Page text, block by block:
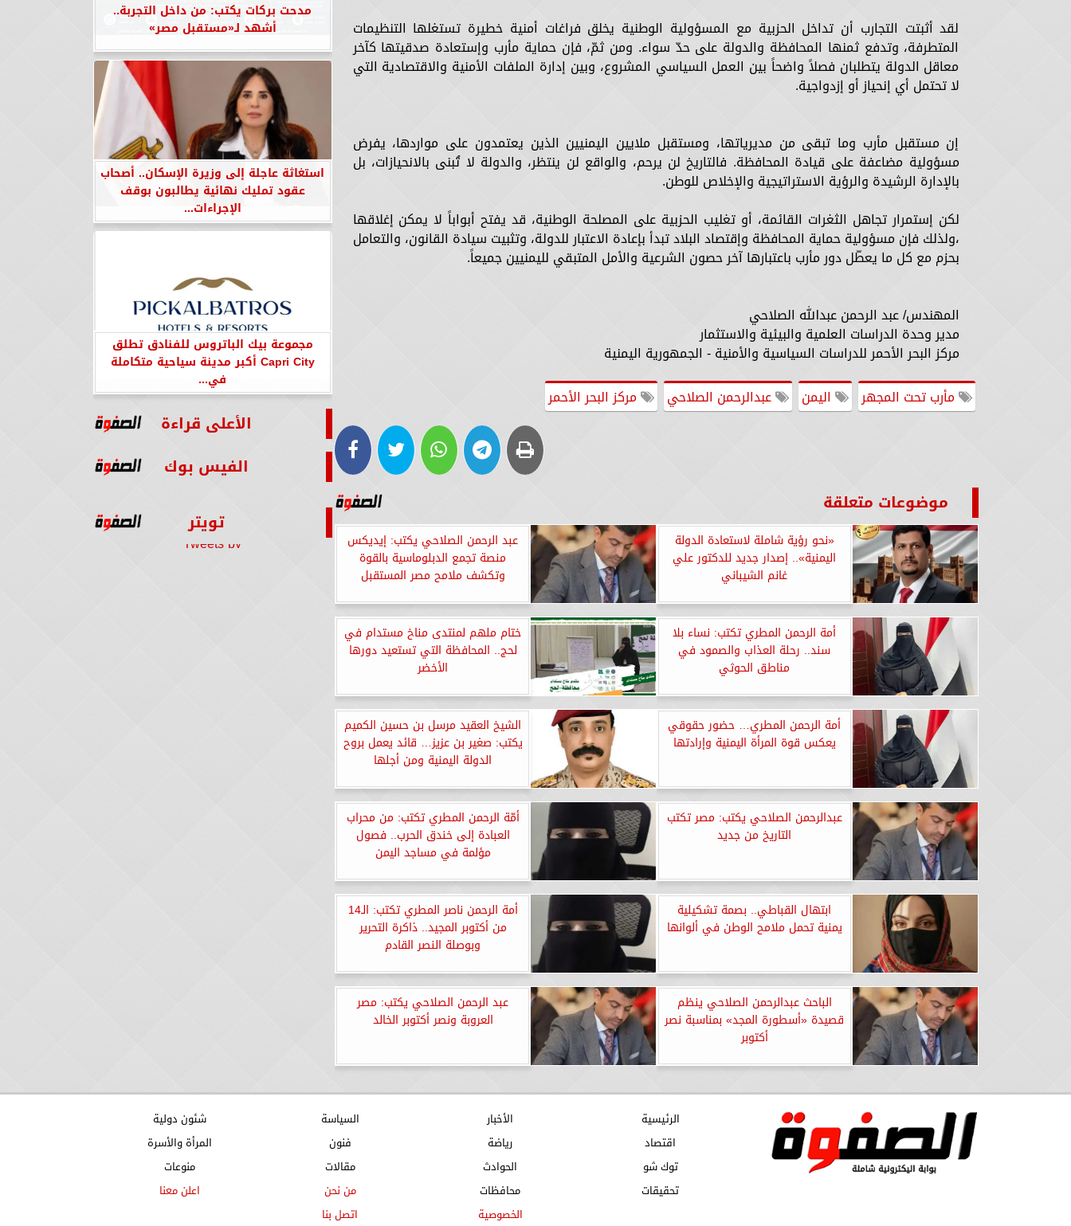
لقد أثبتت التجارب أن تداخل الحزبية مع المسؤولية الوطنية يخلق فراغات أمنية خطيرة تستغلها التنظيمات
المتطرفة، وتدفع ثمنها المحافظة والدولة على حدّ سواء. ومن ثمّ، فإن حماية مأرب وإستعادة صدقيتها كآخر
معاقل الدولة يتطلبان فصلاً واضحاً بين العمل السياسي المشروع، وبين إدارة الملفات الأمنية والاقتصادية التي
لا تحتمل أي إنحياز أو إزدواجية.
إن مستقبل مأرب وما تبقى من مديرياتها، ومستقبل ملايين اليمنيين الذين يعتمدون على مواردها، يفرض
مسؤولية مضاعفة على قيادة المحافظة. فالتاريخ لن يرحم، والواقع لن ينتظر، والدولة لا تُبنى بالانحيازات، بل
بالإدارة الرشيدة والرؤية الاستراتيجية والإخلاص للوطن.
لكن إستمرار تجاهل الثغرات القائمة، أو تغليب الحزبية على المصلحة الوطنية، قد يفتح أبواباً لا يمكن إغلاقها
،ولذلك فإن مسؤولية حماية المحافظة وإقتصاد البلاد تبدأ بإعادة الاعتبار للدولة، وتثبيت سيادة القانون، والتعامل
بحزم مع كل ما يعطّل دور مأرب باعتبارها آخر حصون الشرعية والأمل المتبقي لليمنيين جميعاً.
المهندس/ عبد الرحمن عبدالله الصلاحي
مدير وحدة الدراسات العلمية والبيئية والاستثمار
مركز البحر الأحمر للدراسات السياسية والأمنية - الجمهورية اليمنية
مأرب تحت المجهر
اليمن عبدالرحمن الصلاحي مركز البحر الأحمر
موضوعات متعلقة
«نحو رؤية شاملة لاستعادة الدولة
اليمنية».. إصدار جديد للدكتور علي
غانم الشيباني
عبد الرحمن الصلاحي يكتب: إيديكس
منصة تجمع الدبلوماسية بالقوة
وتكشف ملامح مصر المستقبل
أمة الرحمن المطري تكتب: نساء بلا
سند.. رحلة العذاب والصمود في
مناطق الحوثي
ختام ملهم لمنتدى مناخ مستدام في
لحج.. المحافظة التي تستعيد دورها
الأخضر
أمة الرحمن المطري… حضور حقوقي
يعكس قوة المرأة اليمنية وإرادتها
الشيخ العقيد مرسل بن حسين الكميم
يكتب: صغير بن عزيز… قائد يعمل بروح
الدولة اليمنية ومن أجلها
عبدالرحمن الصلاحي يكتب: مصر تكتب
التاريخ من جديد
أمّة الرحمن المطري تكتب: من محراب
العبادة إلى خندق الحرب.. فصول
مؤلمة في مساجد اليمن
ابتهال القباطي.. بصمة تشكيلية
يمنية تحمل ملامح الوطن في ألوانها
أمة الرحمن ناصر المطري تكتب: الـ14
من أكتوبر المجيد.. ذاكرة التحرير
وبوصلة النصر القادم
الباحث عبدالرحمن الصلاحي ينظم
قصيدة «أسطورة المجد» بمناسبة نصر
أكتوبر
عبد الرحمن الصلاحي يكتب: مصر
العروبة ونصر أكتوبر الخالد
مدحت بركات يكتب: من داخل التجربة..
أشهد لـ«مستقبل مصر»
استغاثة عاجلة إلى وزيرة الإسكان.. أصحاب
عقود تمليك نهائية يطالبون بوقف
الإجراءات...
مجموعة بيك الباتروس للفنادق تطلق
Capri City أكبر مدينة سياحية متكاملة
في...
الأعلى قراءة
الفيس بوك
تويتر
Tweets by
الرئيسية الأخبار السياسة
شئون دولية
اقتصاد
رياضة فنون
المرأة والأسرة
توك شو
الحوادث مقالات
منوعات
تحقيقات
محافظات من نحن
اعلن معنا
الخصوصية
اتصل بنا